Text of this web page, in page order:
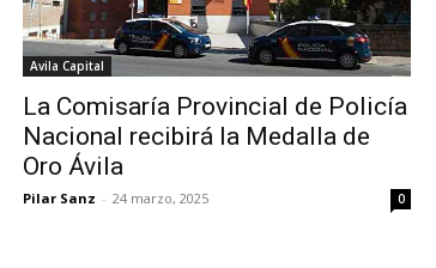
Avila Capital
La Comisaría Provincial de Policía
Nacional recibirá la Medalla de
Oro Ávila
Pilar Sanz - 24 marzo, 2025 0